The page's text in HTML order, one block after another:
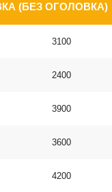
(БЕЗ ОГОЛОВКА)
3100
2400
3900
3600
4200